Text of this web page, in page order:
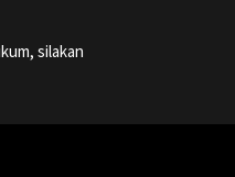
silakan